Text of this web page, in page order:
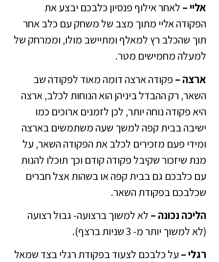
אליי –לאחר אילוף פנסיון כלבכם יבצע את
הפקודה אליי מתוך מצב של משחק עם כלב אחר
תוך שהכלב רץ למאלף ומתיישב מולו, וממרחק של
למעלה מחמישים מטר.
ארצה –פקודה ארצה דומה מאוד לפקודה שב
השאר, רק ההבדל ביניהן הוא הנוחות לכלב, ארצה
היא פקודה נוחה יותר, לכן לזמנים ארוכים כמו
ישיבה בבית קפה למשך שעה משתמשים בארצה
ומידי פעם מזכירים לכלב את הפקודה השאר, על
מנת שיזכור שקיבל פקודה קודם וכך תוכלו להנות
עם כלבכם גם בבית קפה או בשהות אצל חברים
שכלבכם בפקודת השאר.
הליכה נכונה –לא למשוך ברצועה- גבול רצועה
(לא למשוך יותר מ- 3 שניות ברצף).
רגלי –על כלבכם לצעוד בפקודת רגלי בצד שמאל